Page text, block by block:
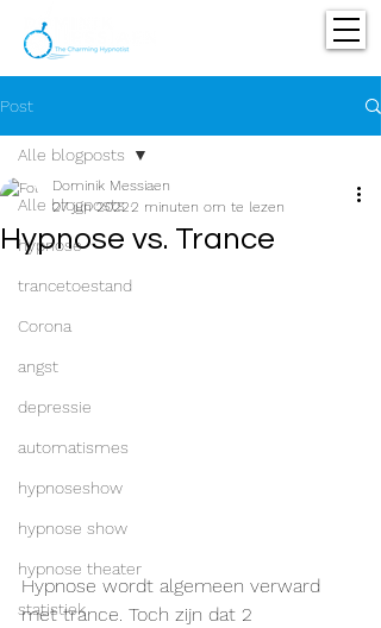
Post
Alle blogposts
hypnose
trancetoestand
Corona
angst
depressie
automatismes
hypnoseshow
hypnose show
hypnose theater
statistiek
Alle blogposts
Hypnose vs. Trance
Dominik Messiaen
27 jun 20222 minuten om te lezen
Hypnose wordt algemeen verward
met trance. Toch zijn dat 2